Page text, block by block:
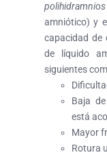
amniótico) y
capacidad de
de líquido
siguientes
Baja
está
Mayor
Rotura